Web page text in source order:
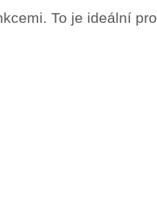
To je ideální pro